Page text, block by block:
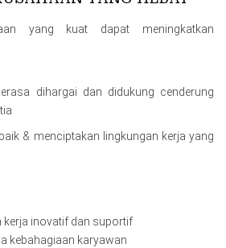
yang kuat dapat meningkatkan
dihargai dan didukung cenderung
& menciptakan lingkungan kerja yang
kerja inovatif dan suportif
kebahagiaan karyawan